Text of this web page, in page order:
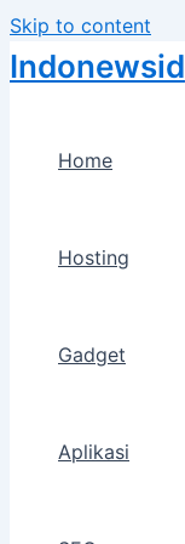
Skip to content
Indonewsid
Home
Hosting
Gadget
Aplikasi